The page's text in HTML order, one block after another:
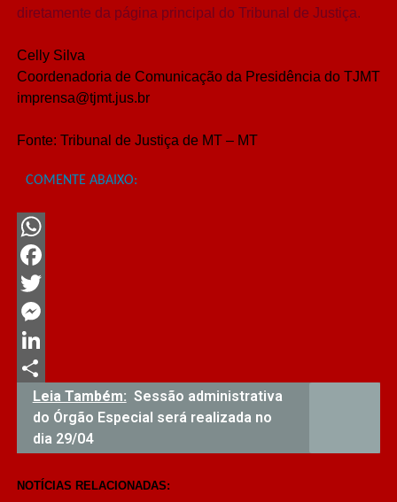
diretamente da página principal do Tribunal de Justiça.
Celly Silva
Coordenadoria de Comunicação da Presidência do TJMT
imprensa@tjmt.jus.br
Fonte: Tribunal de Justiça de MT – MT
COMENTE ABAIXO:
WhatsApp
Facebook
Twitter
Messenger
LinkedIn
Share
Leia Também: Sessão administrativa
do Órgão Especial será realizada no
dia 29/04
NOTÍCIAS RELACIONADAS: